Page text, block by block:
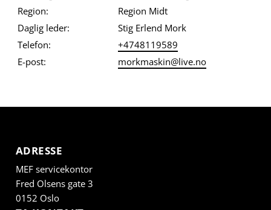
Region:
Region Midt
Daglig leder:
Stig Erlend Mork
Telefon:
+4748119589
E-post:
morkmaskin@live.no
ADRESSE
MEF servicekontor
Fred Olsens gate 3
0152 Oslo